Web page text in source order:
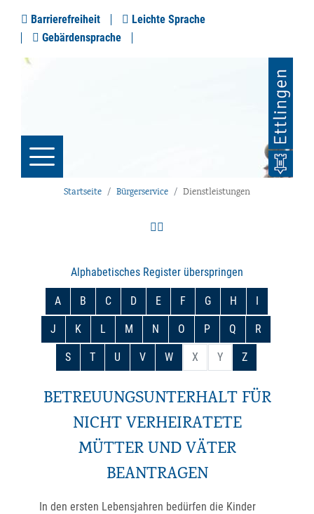
Barrierefreiheit
Leichte Sprache
Gebärdensprache
Startseite Bürgerservice Dienstleistungen
Alphabetisches Register überspringen
A B C D E F G H I
J K L M N O P Q R
S T U V W X Y Z
BETREUUNGSUNTERHALT FÜR
NICHT VERHEIRATETE
MÜTTER UND VÄTER
BEANTRAGEN
In den ersten Lebensjahren bedürfen die Kinder